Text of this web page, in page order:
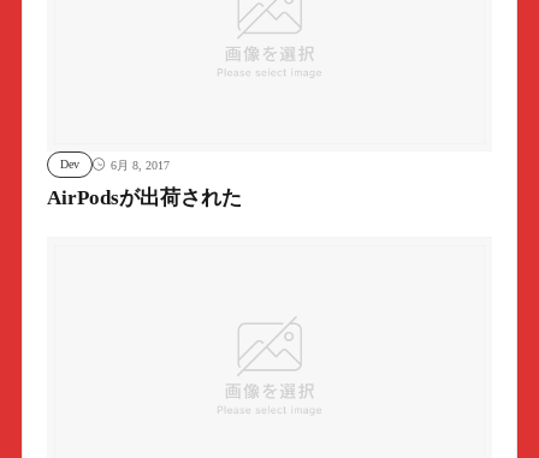
Dev 6月 8, 2017
AirPodsが出荷された